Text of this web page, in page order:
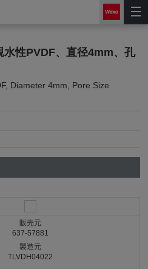
水性PVDF、直径4mm、孔
Diameter 4mm, Pore Size
販売元
637-57881
製造元
TLVDH04022